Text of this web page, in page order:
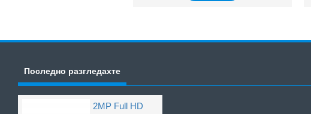
Последно разгледахте
2MP Full HD